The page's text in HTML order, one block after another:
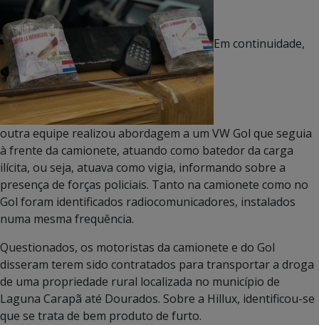
Em continuidade,
outra equipe realizou abordagem a um VW Gol que seguia
à frente da camionete, atuando como batedor da carga
ilícita, ou seja, atuava como vigia, informando sobre a
presença de forças policiais. Tanto na camionete como no
Gol foram identificados radiocomunicadores, instalados
numa mesma frequência.
Questionados, os motoristas da camionete e do Gol
disseram terem sido contratados para transportar a droga
de uma propriedade rural localizada no município de
Laguna Carapã até Dourados. Sobre a Hillux, identificou-se
que se trata de bem produto de furto.